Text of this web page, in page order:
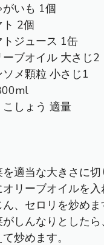
がいも 1個
ト 2個
トジュース 1缶
ーブオイル 大さじ2
ソメ顆粒 小さじ1
こしょう 適量
適当な大きさに切
オリーブオイルを
ん、セロリを炒めま
がしんなりとした
炒めます。